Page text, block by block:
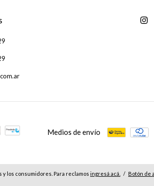
Medios de envío
y los consumidores. Para reclamos ingresá acá. / Botón de